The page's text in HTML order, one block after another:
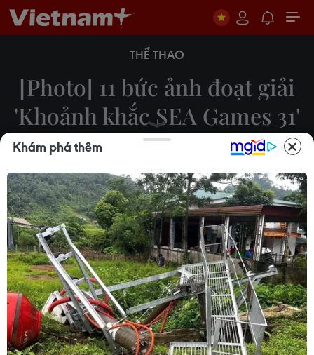
THỂ THAO
[Photo] 11 bức ảnh đoạt giải
'Khoảnh khắc SEA Games 31'
29/08/2022 10:18
Bức ảnh ghi lại khoảnh khắc vận động viên Bùi Thị
Nguyên về đích và giành huy chương vàng ở nội
dung 100m rào cho điền kinh Việt Nam đoạt giải
Nhất cuộc thi ảnh “Khoảnh khắc SEA Games 31.”
Khám phá thêm